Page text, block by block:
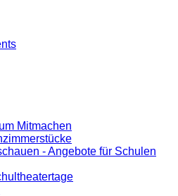
Mitmachen
- Angebote für Schulen